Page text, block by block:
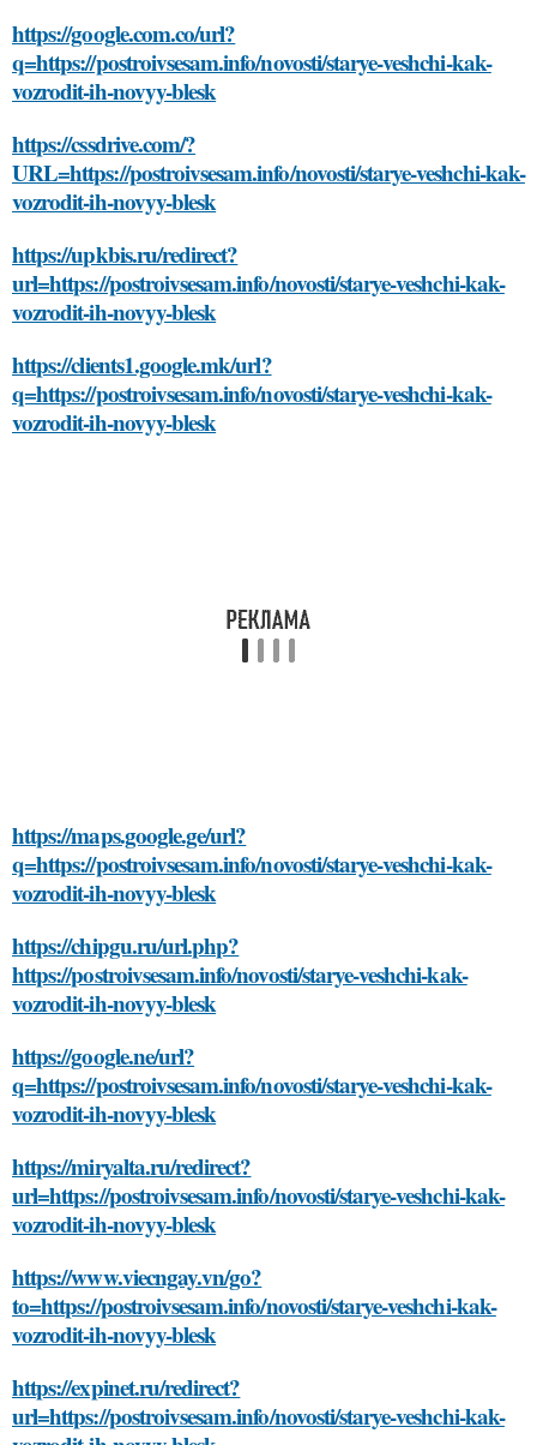
https://google.com.co/url?
q=https://postroivsesam.info/novosti/starye-veshchi-kak-
vozrodit-ih-novyy-blesk
https://cssdrive.com/?
URL=https://postroivsesam.info/novosti/starye-veshchi-kak-
vozrodit-ih-novyy-blesk
https://upkbis.ru/redirect?
url=https://postroivsesam.info/novosti/starye-veshchi-kak-
vozrodit-ih-novyy-blesk
https://clients1.google.mk/url?
q=https://postroivsesam.info/novosti/starye-veshchi-kak-
vozrodit-ih-novyy-blesk
https://maps.google.ge/url?
q=https://postroivsesam.info/novosti/starye-veshchi-kak-
vozrodit-ih-novyy-blesk
https://chipgu.ru/url.php?
https://postroivsesam.info/novosti/starye-veshchi-kak-
vozrodit-ih-novyy-blesk
https://google.ne/url?
q=https://postroivsesam.info/novosti/starye-veshchi-kak-
vozrodit-ih-novyy-blesk
https://miryalta.ru/redirect?
url=https://postroivsesam.info/novosti/starye-veshchi-kak-
vozrodit-ih-novyy-blesk
https://www.viecngay.vn/go?
to=https://postroivsesam.info/novosti/starye-veshchi-kak-
vozrodit-ih-novyy-blesk
https://expinet.ru/redirect?
url=https://postroivsesam.info/novosti/starye-veshchi-kak-